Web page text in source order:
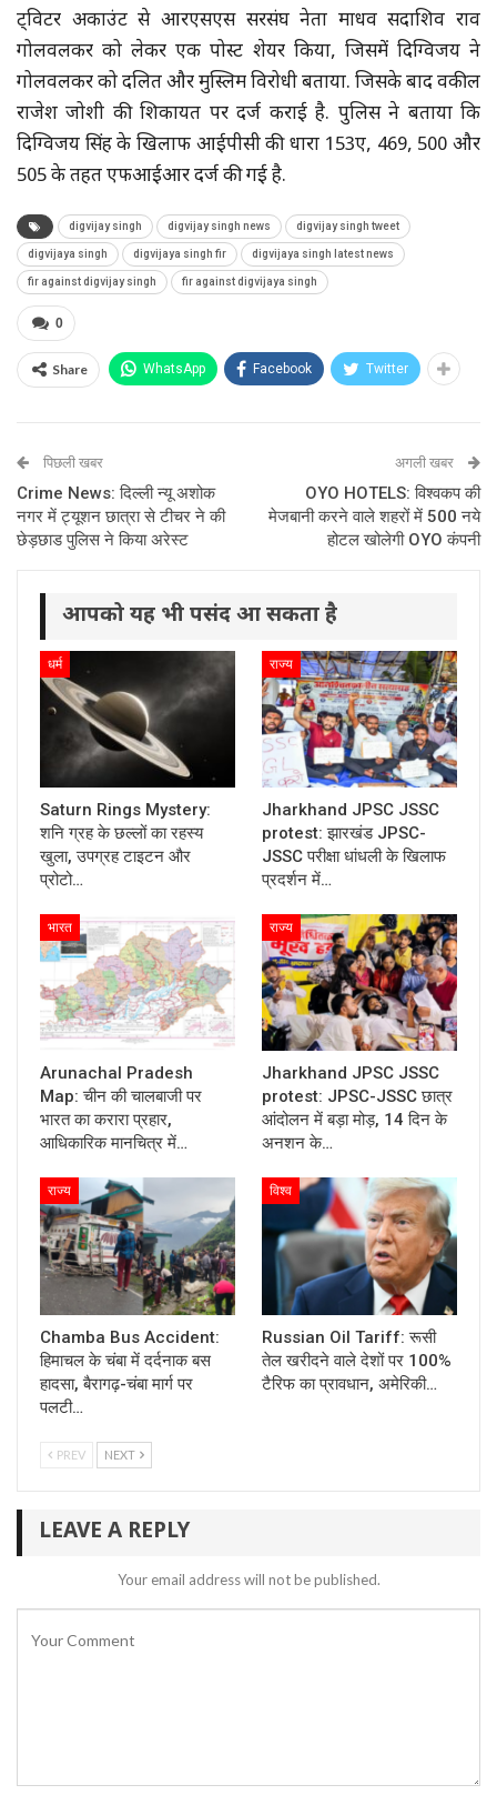
ट्विटर अकाउंट से आरएसएस सरसंघ नेता माधव सदाशिव राव
गोलवलकर को लेकर एक पोस्ट शेयर किया, जिसमें दिग्विजय ने
गोलवलकर को दलित और मुस्लिम विरोधी बताया. जिसके बाद वकील
राजेश जोशी की शिकायत पर दर्ज कराई है. पुलिस ने बताया कि
दिग्विजय सिंह के खिलाफ आईपीसी की धारा 153ए, 469, 500 और
505 के तहत एफआईआर दर्ज की गई है.
digvijay singh digvijay singh news digvijay singh tweet
digvijaya singh digvijaya singh fir digvijaya singh latest news
fir against digvijay singh fir against digvijaya singh
0
Share WhatsApp Facebook Twitter
पिछली खबर
Crime News: दिल्ली न्यू अशोक
नगर में ट्यूशन छात्रा से टीचर ने की
छेड़छाड पुलिस ने किया अरेस्ट
अगली खबर
OYO HOTELS: विश्वकप की
मेजबानी करने वाले शहरों में 500 नये
होटल खोलेगी OYO कंपनी
आपको यह भी पसंद आ सकता है
धर्म
Saturn Rings Mystery:
शनि ग्रह के छल्लों का रहस्य
खुला, उपग्रह टाइटन और
प्रोटो…
राज्य
Jharkhand JPSC JSSC
protest: झारखंड JPSC-
JSSC परीक्षा धांधली के खिलाफ
प्रदर्शन में…
भारत
Arunachal Pradesh
Map: चीन की चालबाजी पर
भारत का करारा प्रहार,
आधिकारिक मानचित्र में…
राज्य
Jharkhand JPSC JSSC
protest: JPSC-JSSC छात्र
आंदोलन में बड़ा मोड़, 14 दिन के
अनशन के…
राज्य
Chamba Bus Accident:
हिमाचल के चंबा में दर्दनाक बस
हादसा, बैरागढ़-चंबा मार्ग पर
पलटी…
विश्व
Russian Oil Tariff: रूसी
तेल खरीदने वाले देशों पर 100%
टैरिफ का प्रावधान, अमेरिकी…
PREV NEXT
LEAVE A REPLY
Your email address will not be published.